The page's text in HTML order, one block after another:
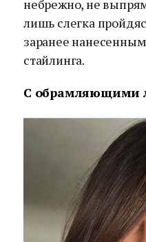
небрежно, не
лишь слегка
заранее
стайлинга.
С обрамляющими